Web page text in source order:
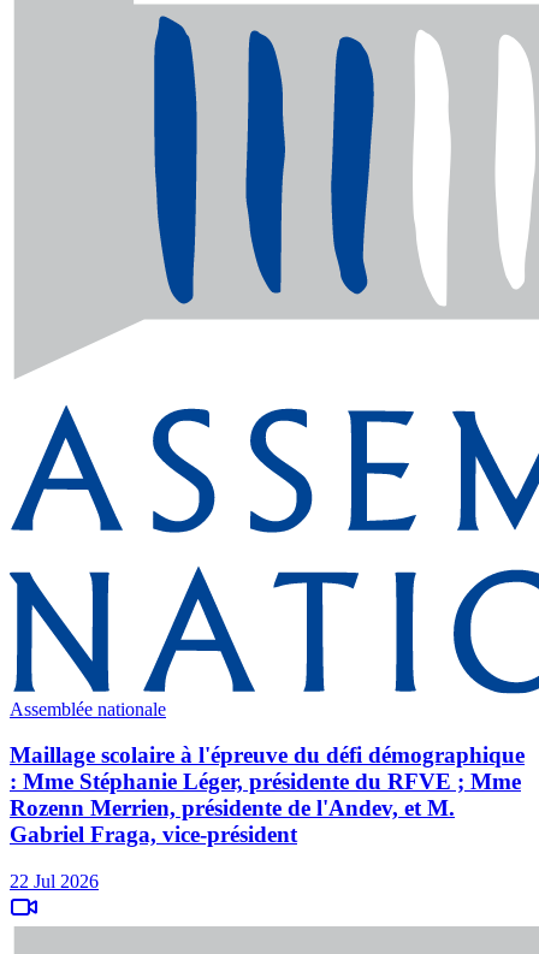
Assemblée nationale
Maillage scolaire à l'épreuve du défi démographique
: Mme Stéphanie Léger, présidente du RFVE ; Mme
Rozenn Merrien, présidente de l'Andev, et M.
Gabriel Fraga, vice-président
22 Jul 2026